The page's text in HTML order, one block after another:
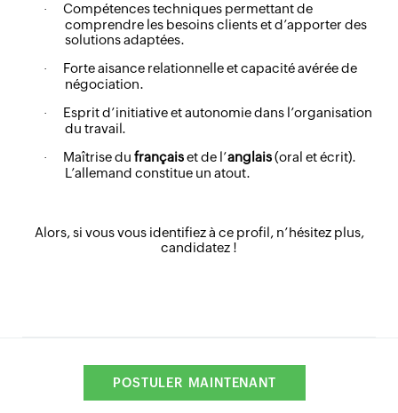
·
Compétences techniques permettant de
comprendre les besoins clients et d’apporter des
solutions adaptées.
·
Forte aisance relationnelle et capacité avérée de
négociation.
·
Esprit d’initiative et autonomie dans l’organisation
du travail.
· Maîtrise du françaiset de l’anglais(oral et écrit).
L’allemand constitue un atout.
Alors, si vous vous identifiez à ce profil, n’hésitez plus,
candidatez !